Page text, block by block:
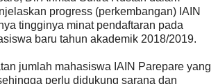
progress (perkembangan) IAIN
tingginya minat pendaftaran pada
baru tahun akademik 2018/2019.
jumlah mahasiswa IAIN Parepare yang
perlu didukung sarana dan